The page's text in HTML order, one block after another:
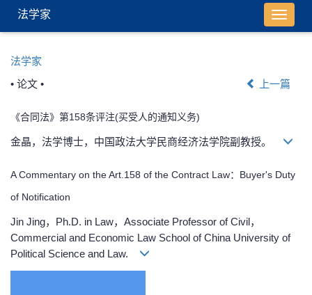
导
航
法学家
法学家
• 论文 •
上一篇
《合同法》第158条评注(买受人的通知义务)
金晶，法学博士，中国政法大学民商经济法学院副教授。
A Commentary on the Art.158 of the Contract Law：Buyer's Duty
of Notification
Jin Jing，Ph.D. in Law，Associate Professor of Civil，
Commercial and Economic Law School of China University of
Political Science and Law.